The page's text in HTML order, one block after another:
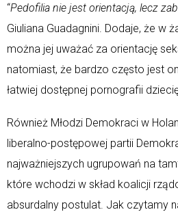
“Pedofilia nie jest orientacją, lecz
Giuliana Guadagnini. Dodaje, że w
można jej uważać za orientację
natomiast, że bardzo często jest
łatwiej dostępnej pornografii
Również Młodzi Demokraci w
liberalno-postępowej partii
najważniejszych ugrupowań na
które wchodzi w skład koalicji
absurdalny postulat. Jak czytamy